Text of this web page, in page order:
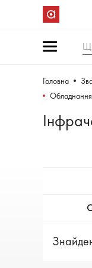
Головна